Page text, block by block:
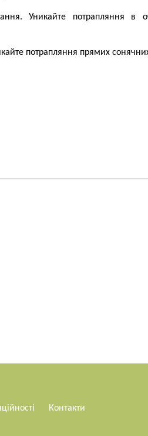
Уникайте потрапляння в
потрапляння прямих
Контакти